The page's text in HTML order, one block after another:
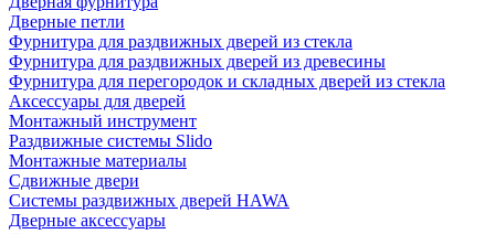
Дверные петли
Фурнитура для раздвижных дверей из стекла
Фурнитура для раздвижных дверей из древесины
Фурнитура для перегородок и складных дверей из стекла
Аксессуары для дверей
Монтажный инструмент
Раздвижные системы Slido
Монтажные материалы
Сдвижные двери
Системы раздвижных дверей HAWA
Дверные аксессуары